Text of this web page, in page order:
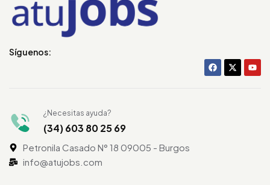
Síguenos:
¿Necesitas ayuda?
(34) 603 80 25 69
Petronila Casado N° 18 09005 - Burgos
info@atujobs.com